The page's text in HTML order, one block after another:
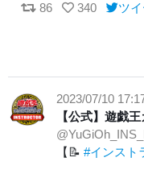
86 340 ツイ
2023/07/10
【公式】遊戯
【📝 #インスト